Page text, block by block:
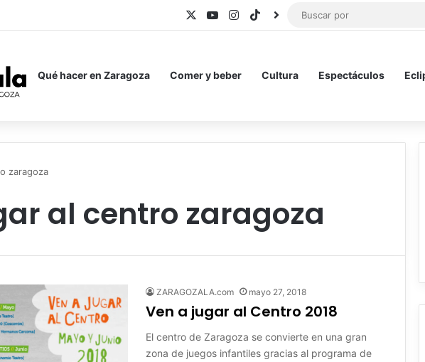
YouTubeInstagram
TikTokBlueSky
Qué hacer en Zaragoza Comer y beber Cultura Espectáculos
zaragoza
al centro zaragoza
ZARAGOZALA.com mayo 27, 2018
Ven a jugar al Centro 2018
El centro de Zaragoza se convierte en una gran
zona de juegos infantiles gracias al programa de